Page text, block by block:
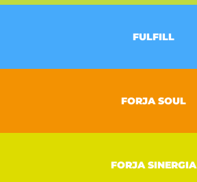
FULFILL
FORJA SOUL
FORJA SINERGIA